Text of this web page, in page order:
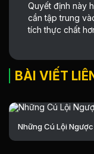
Quyết định này
cần tập trung
tích thực chất
BÀI VIẾT
Những Cú Lội